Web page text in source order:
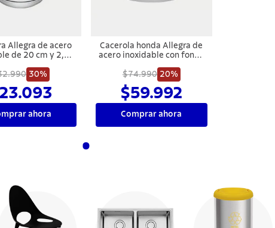
Allegra de acero
de 20 cm y 2,2 l
30%
ahora
Cacerola honda Allegra de
acero inoxidable con fondo
cm y 5,7 L Tramontina
$74.990 20%
$59.992
Comprar ahora